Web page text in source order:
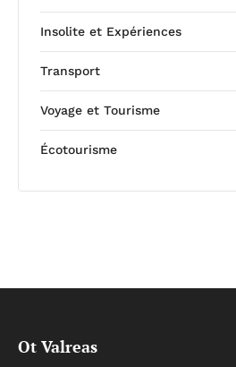
Insolite et Expériences
Transport
Voyage et Tourisme
Écotourisme
Ot Valreas